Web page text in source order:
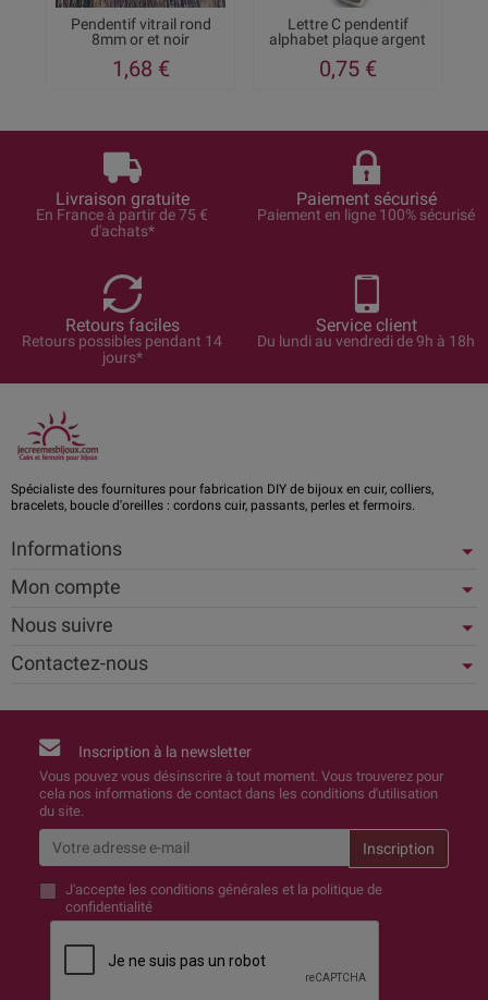
Pendentif vitrail rond
8mm or et noir
1,68 €
Lettre C pendentif
alphabet plaque argent
0,75 €
Livraison gratuite
En France à partir de 75 €
d'achats*
Paiement sécurisé
Paiement en ligne 100% sécurisé
Retours faciles
Retours possibles pendant 14
jours*
Service client
Du lundi au vendredi de 9h à 18h
Spécialiste des fournitures pour fabrication DIY de bijoux en cuir, colliers,
bracelets, boucle d'oreilles : cordons cuir, passants, perles et fermoirs.
Informations
Mon compte
Nous suivre
Contactez-nous
Inscription à la newsletter
Vous pouvez vous désinscrire à tout moment. Vous trouverez pour
cela nos informations de contact dans les conditions d'utilisation
du site.
J'accepte les conditions générales et la politique de
confidentialité